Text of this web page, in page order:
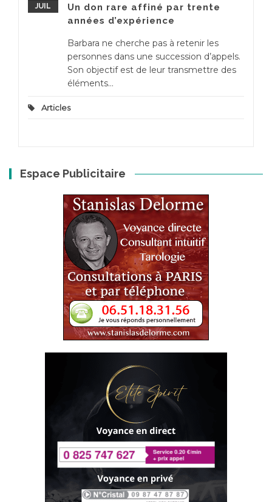
JUIL
Un don rare affiné par trente
années d’expérience
Barbara ne cherche pas à retenir les
personnes dans une succession d’appels.
Son objectif est de leur transmettre des
éléments...
Articles
Espace Publicitaire